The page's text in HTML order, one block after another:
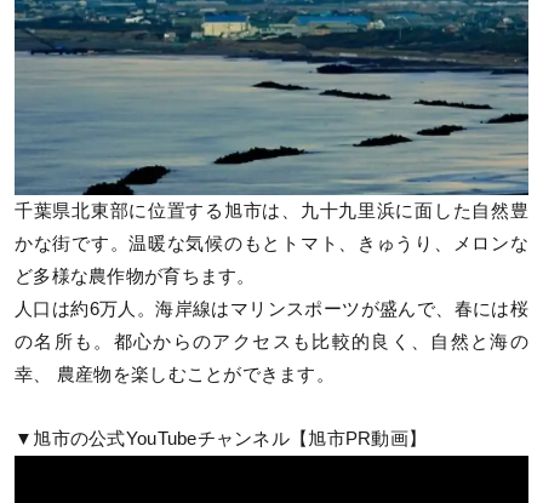
千葉県北東部に位置する旭市は、九十九里浜に面した自然豊
かな街です。温暖な気候のもとトマト、きゅうり、メロンな
ど多様な農作物が育ちます。
人口は約6万人。海岸線はマリンスポーツが盛んで、春には桜
の名所も。都心からのアクセスも比較的良く、自然と海の
幸、 農産物を楽しむことができます。
▼旭市の公式YouTubeチャンネル【旭市PR動画】